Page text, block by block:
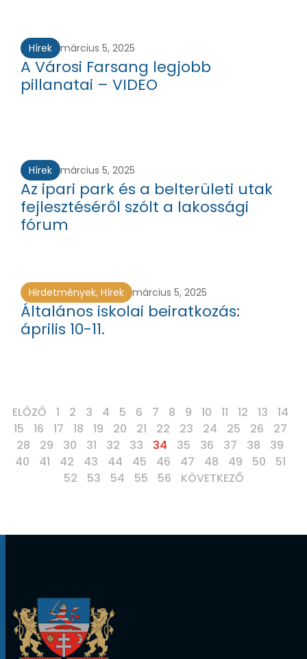
Hírek március 5, 2025
A Városi Farsang legjobb
pillanatai – VIDEO
Hírek március 5, 2025
Az ipari park és a belterületi utak
fejlesztéséről szólt a lakossági
fórum
Hirdetmények, Hírek március 5, 2025
Általános iskolai beiratkozás:
április 10-11.
ELŐZŐ 1 2 3 4 5 6 7 8 9 10 11 12 13
14
15
16 17 18 19 20 21 22 23 24 25 26
27
28
29 30 31 32 33 34 35 36 37 38
39
40
41 42 43 44 45 46 47 48 49 50
51
52
53 54 55 56 KÖVETKEZŐ